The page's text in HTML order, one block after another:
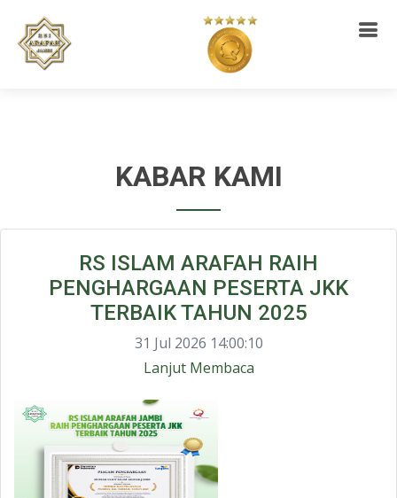
KABAR KAMI
RS ISLAM ARAFAH RAIH
PENGHARGAAN PESERTA JKK
TERBAIK TAHUN 2025
31 Jul 2026 14:00:10
Lanjut Membaca